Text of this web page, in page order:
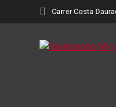
Carrer Costa